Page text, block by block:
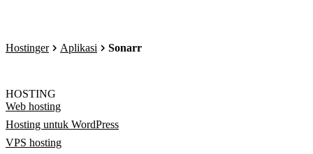
Hostinger Aplikasi Sonarr
HOSTING
Web hosting
Hosting untuk WordPress
VPS hosting